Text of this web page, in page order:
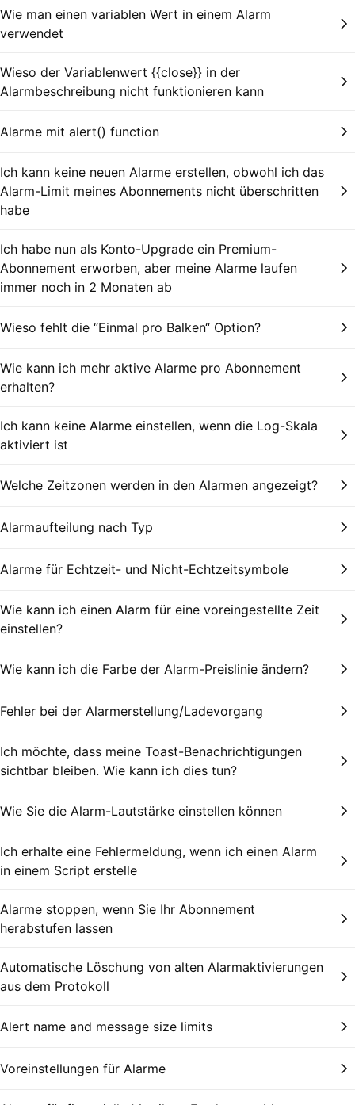
Wie man einen variablen Wert in einem Alarm
verwendet
Wieso der Variablenwert {{close}} in der
Alarmbeschreibung nicht funktionieren kann
Alarme mit alert() function
Ich kann keine neuen Alarme erstellen, obwohl ich das
Alarm-Limit meines Abonnements nicht überschritten
habe
Ich habe nun als Konto-Upgrade ein Premium-
Abonnement erworben, aber meine Alarme laufen
immer noch in 2 Monaten ab
Wieso fehlt die “Einmal pro Balken“ Option?
Wie kann ich mehr aktive Alarme pro Abonnement
erhalten?
Ich kann keine Alarme einstellen, wenn die Log-Skala
aktiviert ist
Welche Zeitzonen werden in den Alarmen angezeigt?
Alarmaufteilung nach Typ
Alarme für Echtzeit- und Nicht-Echtzeitsymbole
Wie kann ich einen Alarm für eine voreingestellte Zeit
einstellen?
Wie kann ich die Farbe der Alarm-Preislinie ändern?
Fehler bei der Alarmerstellung/Ladevorgang
Ich möchte, dass meine Toast-Benachrichtigungen
sichtbar bleiben. Wie kann ich dies tun?
Wie Sie die Alarm-Lautstärke einstellen können
Ich erhalte eine Fehlermeldung, wenn ich einen Alarm
in einem Script erstelle
Alarme stoppen, wenn Sie Ihr Abonnement
herabstufen lassen
Automatische Löschung von alten Alarmaktivierungen
aus dem Protokoll
Alert name and message size limits
Voreinstellungen für Alarme